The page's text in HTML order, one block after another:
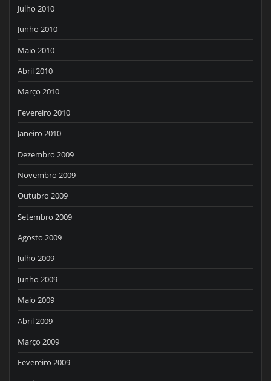
Julho 2010
Junho 2010
Maio 2010
Abril 2010
Março 2010
Fevereiro 2010
Janeiro 2010
Dezembro 2009
Novembro 2009
Outubro 2009
Setembro 2009
Agosto 2009
Julho 2009
Junho 2009
Maio 2009
Abril 2009
Março 2009
Fevereiro 2009